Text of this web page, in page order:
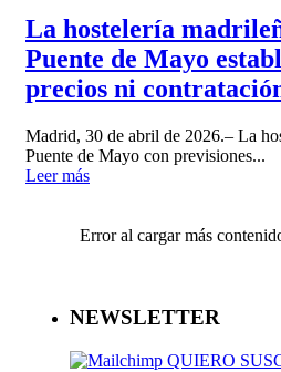
La hostelería
Puente de Mayo
precios ni
Madrid, 30 de abril de 2026.– La
Puente de Mayo con previsiones...
Leer más
Error al cargar más
NEWSLETTER
QUIERO